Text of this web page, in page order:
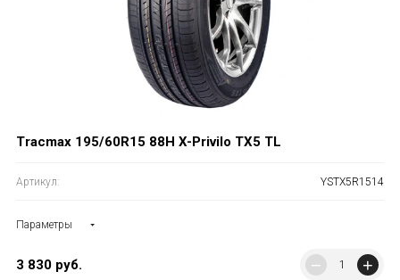
Tracmax 195/60R15 88H X-Privilo TX5 TL
Артикул: YSTX5R1514
Параметры
3 830 руб. − +